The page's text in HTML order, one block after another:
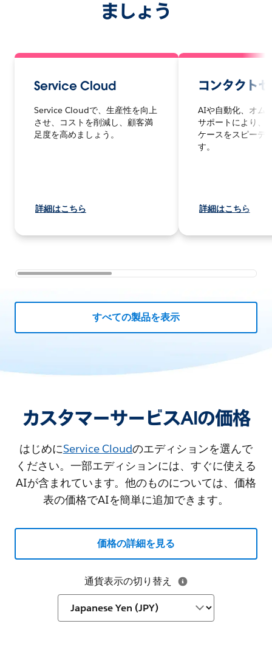
ましょう
Service Cloud
Service Cloudで、生産性を向上
させ、コストを削減し、顧客満
足度を高めましょう。
詳細はこちら
コンタクト
AIや自動化、オム
サポートにより、
ケースをスピーデ
す。
詳細はこちら
すべての製品を表示
カスタマーサービスAIの価格
はじめにService Cloudのエディションを選んで
ください。一部エディションには、すぐに使える
AIが含まれています。他のものについては、価格
表の価格でAIを簡単に追加できます。
通貨表示の切り替え
価格の詳細を見る